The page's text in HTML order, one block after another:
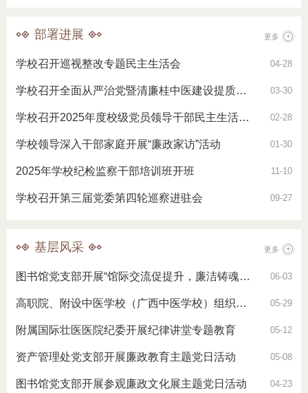
更多
部署进展
04-28
学校召开巡视整改专题民主生活会
03-30
学校召开全面从严治党暨清廉桂中医建设提质增效工作会议
02-28
学校召开2025年度校级党员领导干部民主生活会暨蓝天立等案件以案促改、中…
01-30
学校领导深入干部家庭开展“廉政家访”活动
11-10
2025年学校纪检监察干部培训班开班
09-27
学校召开第三届党委第四轮巡察进驻会
更多
基层风采
06-03
图书馆党支部开展“馆际交流促提升，廉洁铸魂强党建”主题党日交流活动
05-29
高职院、附设中医学校（广西中医学校）组织开展警示教育活动
05-12
附属国际壮医医院纪委开展纪律讲堂专题教育
05-08
资产管理处党支部开展廉政教育主题党日活动
04-23
图书馆党支部开展参观廉政文化展主题党日活动